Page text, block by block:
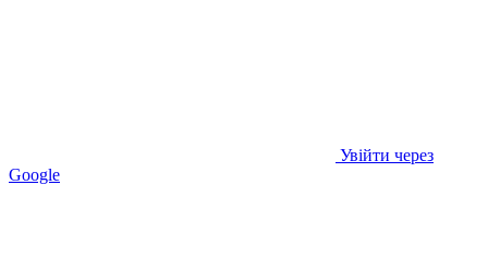
Увійти через
Google